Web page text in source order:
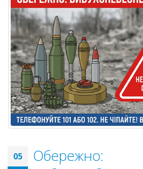
05
Обережно: